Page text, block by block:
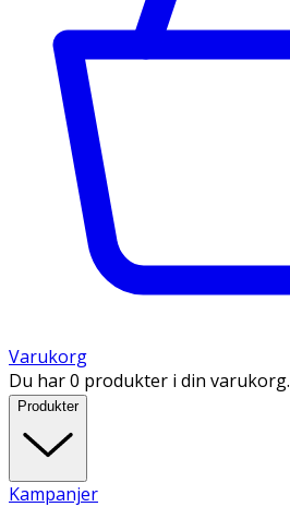
Varukorg
Du har 0 produkter i din varukorg.
Produkter
Kampanjer